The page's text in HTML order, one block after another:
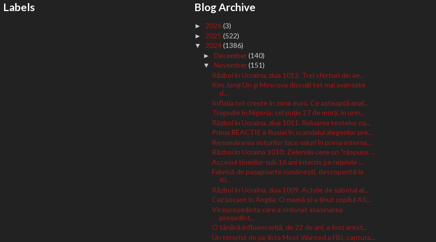
Labels Blog Archive
►2026(3)
► 2025(522)
▼2024(1386)
►December(140)
▼November(151)
Război în Ucraina, ziua 1012. Trei sferturi din ae...
Kim Jong Un şi Moscova discuții tot mai avansate
d...
Inflația tot crește în zona euro. Ce așteaptă anal...
Tragedie în Nigeria: cel puțin 27 de morți, în urm...
Război în Ucraina, ziua 1011. Reluarea testelor cu...
Prima REACȚIE a Rusiei în scandalul alegerilor pre...
Renumărarea voturilor face valuri în presa interna...
Război în Ucraina 1010: Zelenski cere un "răspuns ...
Accesul tinerilor sub 16 ani interzis pe rețelele ...
Fabrică de pașapoarte românești, descoperită la
Ki...
Război în Ucraina, ziua 1009. Actele de sabotaj al...
Caz șocant în Anglia: O mamă și-a ținut copilul AS...
Vicepreședinta care a ordonat asasinarea
președint...
O tânără influenceriță, de 22 de ani, a fost arest...
Un terorist de pe lista Most Wanted a FBI, captura...